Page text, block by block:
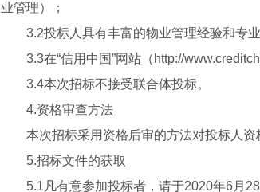
业管理）；
3.2投标人具有丰富的物业管理经验和专
3.3在“信用中国”网站（http://
3.4本次招标不接受联合体投标。
4.资格审查方法
本次招标采用资格后审的方法对投标人资
5.招标文件的获取
5.1凡有意参加投标者，请于2020年6月